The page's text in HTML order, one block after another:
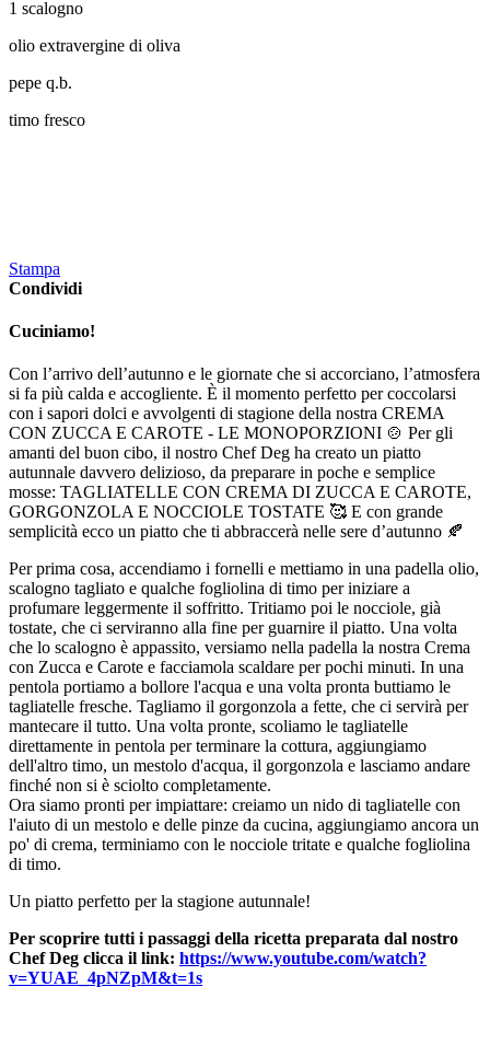
1 scalogno
olio extravergine di oliva
pepe q.b.
timo fresco
Stampa
Condividi
Cuciniamo!
Con l’arrivo dell’autunno e le giornate che si accorciano, l’atmosfera
si fa più calda e accogliente. È il momento perfetto per coccolarsi
con i sapori dolci e avvolgenti di stagione della nostra CREMA
CON ZUCCA E CAROTE - LE MONOPORZIONI 🍲 Per gli
amanti del buon cibo, il nostro Chef Deg ha creato un piatto
autunnale davvero delizioso, da preparare in poche e semplice
mosse: TAGLIATELLE CON CREMA DI ZUCCA E CAROTE,
GORGONZOLA E NOCCIOLE TOSTATE 🥰 E con grande
semplicità ecco un piatto che ti abbraccerà nelle sere d’autunno 🍂
Per prima cosa, accendiamo i fornelli e mettiamo in una padella olio,
scalogno tagliato e qualche fogliolina di timo per iniziare a
profumare leggermente il soffritto. Tritiamo poi le nocciole, già
tostate, che ci serviranno alla fine per guarnire il piatto. Una volta
che lo scalogno è appassito, versiamo nella padella la nostra Crema
con Zucca e Carote e facciamola scaldare per pochi minuti. In una
pentola portiamo a bollore l'acqua e una volta pronta buttiamo le
tagliatelle fresche. Tagliamo il gorgonzola a fette, che ci servirà per
mantecare il tutto. Una volta pronte, scoliamo le tagliatelle
direttamente in pentola per terminare la cottura, aggiungiamo
dell'altro timo, un mestolo d'acqua, il gorgonzola e lasciamo andare
finché non si è sciolto completamente.
Ora siamo pronti per impiattare: creiamo un nido di tagliatelle con
l'aiuto di un mestolo e delle pinze da cucina, aggiungiamo ancora un
po' di crema, terminiamo con le nocciole tritate e qualche fogliolina
di timo.
Un piatto perfetto per la stagione autunnale!
Per scoprire tutti i passaggi della ricetta preparata dal nostro
Chef Deg clicca il link: https://www.youtube.com/watch?
v=YUAE_4pNZpM&t=1s